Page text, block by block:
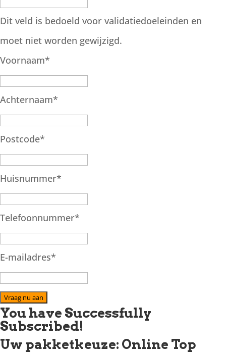
Dit veld is bedoeld voor validatiedoeleinden en
moet niet worden gewijzigd.
Voornaam*
Achternaam*
Postcode*
Huisnummer*
Telefoonnummer*
E-mailadres*
Vraag nu aan
You have Successfully
Subscribed!
Uw pakketkeuze: Online Top